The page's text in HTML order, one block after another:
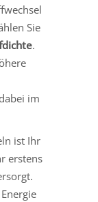
Sie
.
im
ist Ihr
erstens